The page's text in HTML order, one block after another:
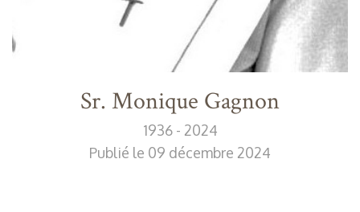
Sr. Monique Gagnon
1936 - 2024
Publié le 09 décembre 2024